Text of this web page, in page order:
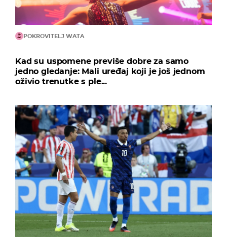
POKROVITELJ WATA
Kad su uspomene previše dobre za samo
jedno gledanje: Mali uređaj koji je još jednom
oživio trenutke s ple...